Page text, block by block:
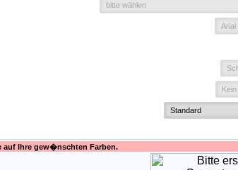
auf Ihre gew�nschten Farben.